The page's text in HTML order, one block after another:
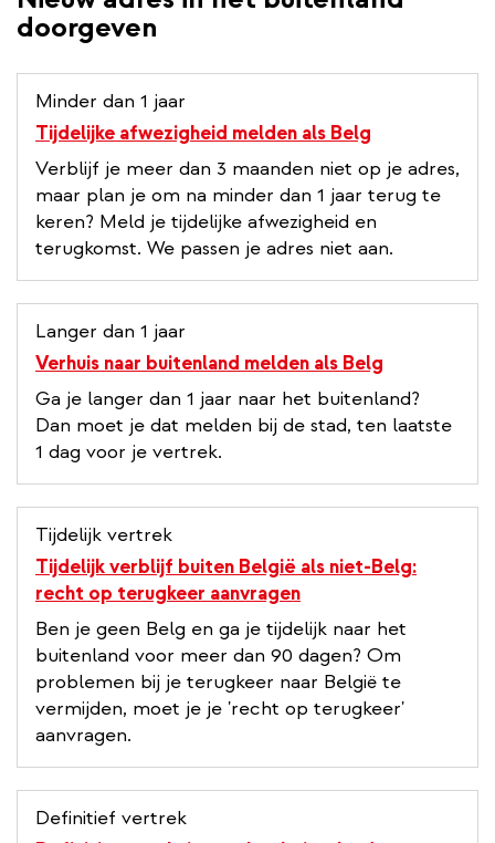
doorgeven
Minder dan 1 jaar
Tijdelijke afwezigheid melden als Belg
Verblijf je meer dan 3 maanden niet op je adres,
maar plan je om na minder dan 1 jaar terug te
keren? Meld je tijdelijke afwezigheid en
terugkomst. We passen je adres niet aan.
Langer dan 1 jaar
Verhuis naar buitenland melden als Belg
Ga je langer dan 1 jaar naar het buitenland?
Dan moet je dat melden bij de stad, ten laatste
1 dag voor je vertrek.
Tijdelijk vertrek
Tijdelijk verblijf buiten België als niet-Belg:
recht op terugkeer aanvragen
Ben je geen Belg en ga je tijdelijk naar het
buitenland voor meer dan 90 dagen? Om
problemen bij je terugkeer naar België te
vermijden, moet je je 'recht op terugkeer'
aanvragen.
Definitief vertrek